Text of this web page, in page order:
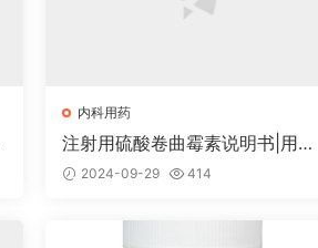
内科用药
注射用硫酸卷曲霉素说明书|用法
用量|注意事项
2024-09-29 414